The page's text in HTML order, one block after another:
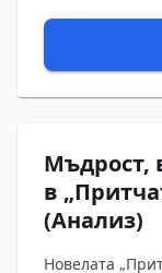
Мъдрост,
в
(Анализ)
Новелата